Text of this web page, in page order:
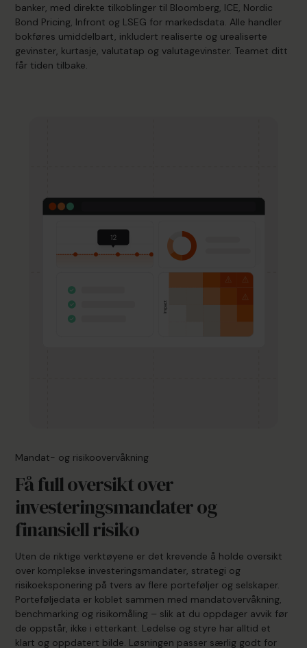
banker, med direkte tilkoblinger til Bloomberg, ICE, Nordic
Bond Pricing, Infront og LSEG for markedsdata. Alle handler
bokføres umiddelbart, inkludert realiserte og urealiserte
gevinster, kurtasje, valutatap og valutagevinster. Teamet ditt
får tiden tilbake.
Mandat- og risikoovervåkning
Få full oversikt over
investeringsmandater og
finansiell risiko
Uten de riktige verktøyene er det krevende å holde oversikt
over komplekse investeringsmandater, strategi og
risikoeksponering på tvers av flere porteføljer og selskaper.
Porteføljedata er koblet sammen med mandatovervåkning,
benchmarking og risikomåling – slik at du oppdager avvik før
de oppstår, ikke i etterkant. Ledelse og styre har alltid et
klart og oppdatert bilde. Løsningen passer særlig godt for